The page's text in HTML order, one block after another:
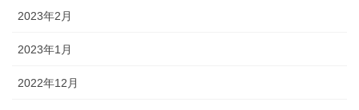
2023年2月
2023年1月
2022年12月